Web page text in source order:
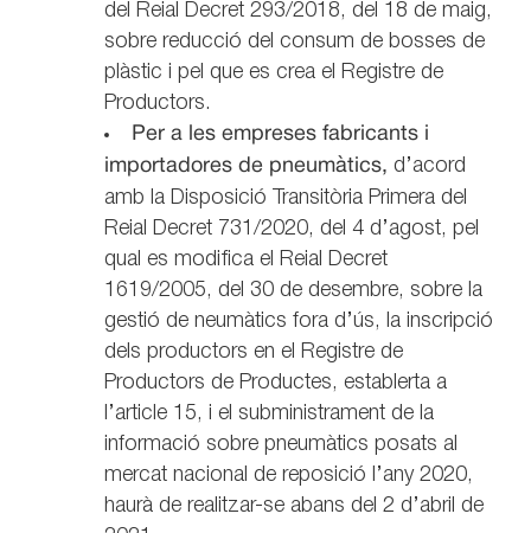
del Reial Decret 293/2018, del 18 de maig,
sobre reducció del consum de bosses de
plàstic i pel que es crea el Registre de
Productors.
Per a les empreses fabricants i
importadores de pneumàtics, d’acord
amb la Disposició Transitòria Primera del
Reial Decret 731/2020, del 4 d’agost, pel
qual es modifica el Reial Decret
1619/2005, del 30 de desembre, sobre la
gestió de neumàtics fora d’ús, la inscripció
dels productors en el Registre de
Productors de Productes, establerta a
l’article 15, i el subministrament de la
informació sobre pneumàtics posats al
mercat nacional de reposició l’any 2020,
haurà de realitzar-se abans del 2 d’abril de